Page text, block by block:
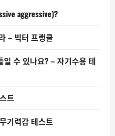
aggressive)?
– 빅터 프랭클
수 있나요? – 자기수용 테
트
기력감 테스트